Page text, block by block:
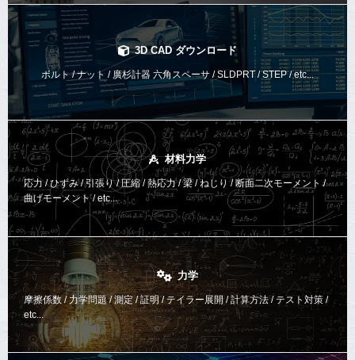
3D CAD ダウンロード
ボルト / ナット / 廣杉計器 六角スペーサ / SLDPRT / STEP / etc...
材料力学
応力 / ひずみ / 引張り / 圧縮 / 熱応力 / 梁 / ねじり / 断面二次モーメント /
曲げモーメント /etc...
力学
摩擦係数 / 力学問題 / 測定 / 証明 / テイラー展開 / 計算方法 /テスト対策 /
etc...